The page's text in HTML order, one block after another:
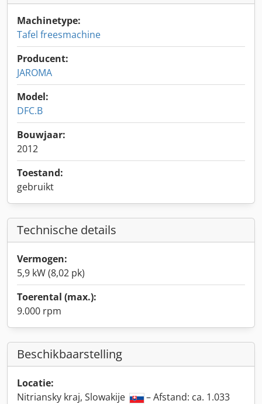
Machinetype:
Tafel freesmachine
Producent:
JAROMA
Model:
DFC.B
Bouwjaar:
2012
Toestand:
gebruikt
Technische details
Vermogen:
5,9 kW (8,02 pk)
Toerental (max.):
9.000 rpm
Beschikbaarstelling
Locatie:
Nitriansky kraj, Slowakije
– Afstand: ca. 1.033